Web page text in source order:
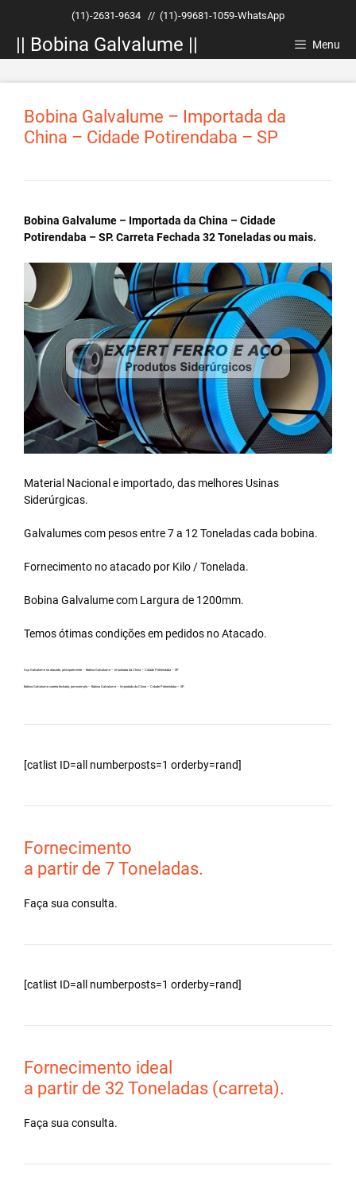
conteúdo
(11)-2631-9634 // (11)-99681-1059-WhatsApp
|| Bobina Galvalume || Menu
Bobina Galvalume – Importada da
China – Cidade Potirendaba – SP
Bobina Galvalume – Importada da China – Cidade
Potirendaba – SP. Carreta Fechada 32 Toneladas ou mais.
Material Nacional e importado, das melhores Usinas
Siderúrgicas.
Galvalumes com pesos entre 7 a 12 Toneladas cada bobina.
Fornecimento no atacado por Kilo / Tonelada.
Bobina Galvalumecom Largura de 1200mm.
Temos ótimas condições em pedidos no Atacado.
Aço Galvalume no atacado, principalmente – Bobina Galvalume – Importada da China – Cidade Potirendaba – SP.
Bobina Galvalume carreta fechada, por exemplo – Bobina Galvalume – Importada da China – Cidade Potirendaba – SP.
[catlist ID=all numberposts=1 orderby=rand]
Fornecimento
a partir de 7 Toneladas.
Faça sua consulta.
[catlist ID=all numberposts=1 orderby=rand]
Fornecimento ideal
a partir de 32 Toneladas (carreta).
Faça sua consulta.